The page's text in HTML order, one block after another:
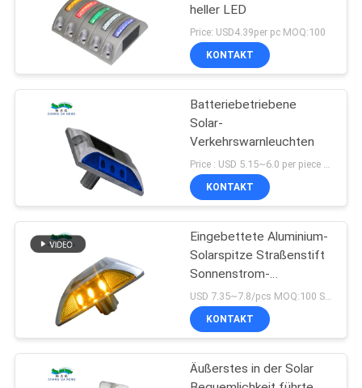
ONLINE
SITEMAP
DATENSCHUTZRICHTLINIE
heller LED
Price: USD4.39per pc MOQ:100
KONTAKT
Batteriebetriebene
Solar-
Verkehrswarnleuchten
KONTAKT
Eingebettete Aluminium-
Solarspitze Straßenstift
Sonnenstrom-
Lampenmarkierung
KONTAKT
Äußerstes in der Solar